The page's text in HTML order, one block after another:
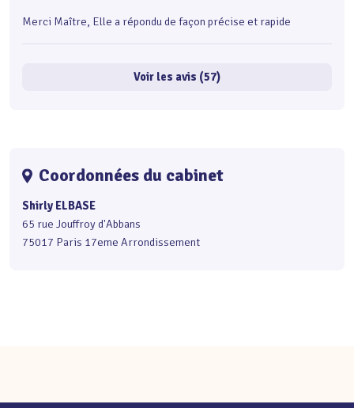
Merci Maître, Elle a répondu de façon précise et rapide
Voir les avis (57)
Coordonnées du cabinet
Shirly ELBASE
65 rue Jouffroy d'Abbans
75017 Paris 17eme Arrondissement